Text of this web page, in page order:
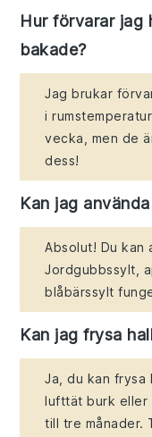
Hur förvarar
bakade?
Jag brukar
i
vecka, men de
dess!
Kan jag
Absolut! Du kan
Jordgubbssylt,
blåbärssylt
Kan jag frysa
Ja, du kan frysa
lufttät burk eller
till tre månader.